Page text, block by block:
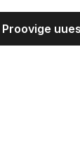
Proovige